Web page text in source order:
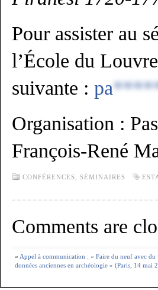
Pour assister au
l’École du
suivante : pa
Organisation :
François-René
CONFÉRENCES, SÉMINAIRES
Comments are
« Appel à communication : « Faire du neuf avec du
données anciennes en archéologie » (Paris, 14 mai